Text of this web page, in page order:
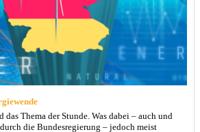
das Thema der Stunde. Was dabei – auch und
die Bundesregierung – jedoch meist